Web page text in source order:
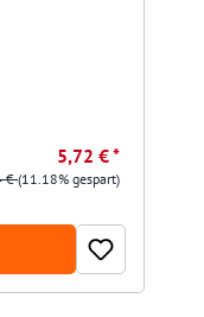
5,72 € *
€(11.18% gespart)